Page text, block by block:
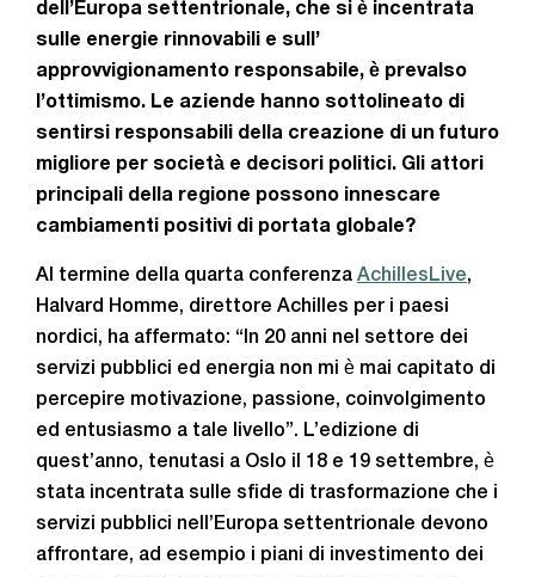
dell’Europa settentrionale, che si è incentrata
sulle energie rinnovabili e sull’
approvvigionamento responsabile, è prevalso
l’ottimismo. Le aziende hanno sottolineato di
sentirsi responsabili della creazione di un futuro
migliore per società e decisori politici. Gli attori
principali della regione possono innescare
cambiamenti positivi di portata globale?
Al termine della quarta conferenza AchillesLive,
Halvard Homme, direttore Achilles per i paesi
nordici, ha affermato: “In 20 anni nel settore dei
servizi pubblici ed energia non mi è mai capitato di
percepire motivazione, passione, coinvolgimento
ed entusiasmo a tale livello”. L’edizione di
quest’anno, tenutasi a Oslo il 18 e 19 settembre, è
stata incentrata sulle sfide di trasformazione che i
servizi pubblici nell’Europa settentrionale devono
affrontare, ad esempio i piani di investimento dei